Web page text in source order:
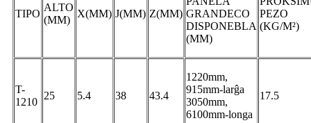
TIPO
ALTO
(MM)
X(MM) J(MM) Z(MM) GRANDECO
DISPONEBLA
(MM)
PEZO
(KG/M²)
T-
1210
25 5.4 38 43.4
1220mm,
915mm-larĝa
3050mm,
6100mm-longa
17.5